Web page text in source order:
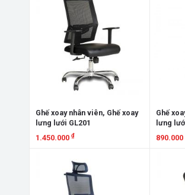
Ghế xoay nhân viên, Ghế xoay
lưng lưới GL201
1.450.000 ₫
Ghế
lưng
890.000